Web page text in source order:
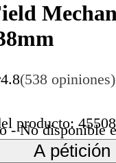
4.8(538 opiniones)
producto:
- No disponible
A pétición